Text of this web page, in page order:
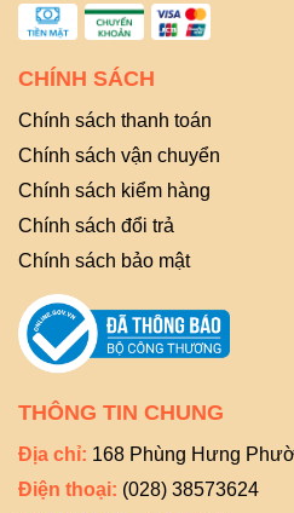
CHÍNH SÁCH
Chính sách thanh toán
Chính sách vận chuyển
Chính sách kiểm hàng
Chính sách đổi trả
Chính sách bảo mật
THÔNG TIN CHUNG
Địa chỉ: 168 Phùng Hưng
Điện thoại: (028) 38573624